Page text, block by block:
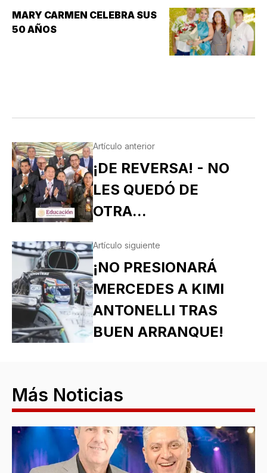
MARY CARMEN CELEBRA SUS
50 AÑOS
Artículo anterior
¡DE REVERSA! - NO
LES QUEDÓ DE
OTRA...
Artículo siguiente
¡NO PRESIONARÁ
MERCEDES A KIMI
ANTONELLI TRAS
BUEN ARRANQUE!
Más Noticias